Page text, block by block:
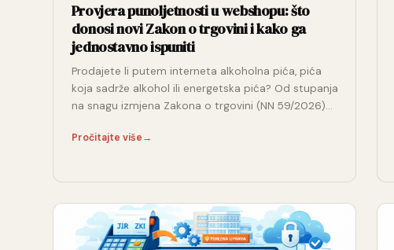
Provjera punoljetnosti u webshopu: što
donosi novi Zakon o trgovini i kako ga
jednostavno ispuniti
Prodajete li putem interneta alkoholna pića, pića
koja sadrže alkohol ili energetska pića? Od stupanja
na snagu izmjena Zakona o trgovini (NN 59/2026)…
Pročitajte više→